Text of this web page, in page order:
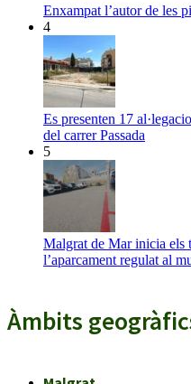
Enxampat l’autor de les
4
Es presenten 17
del carrer Passada
5
Malgrat de Mar inicia els
l’aparcament regulat al
Àmbits